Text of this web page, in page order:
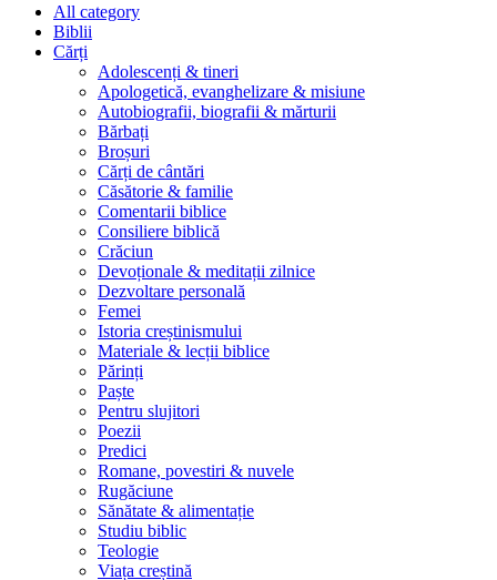
All category
Biblii
Cărți
Adolescenți & tineri
Apologetică, evanghelizare & misiune
Autobiografii, biografii & mărturii
Bărbați
Broșuri
Cărți de cântări
Căsătorie & familie
Comentarii biblice
Consiliere biblică
Crăciun
Devoționale & meditații zilnice
Dezvoltare personală
Femei
Istoria creștinismului
Materiale & lecții biblice
Părinți
Paște
Pentru slujitori
Poezii
Predici
Romane, povestiri & nuvele
Rugăciune
Sănătate & alimentație
Studiu biblic
Teologie
Viața creștină